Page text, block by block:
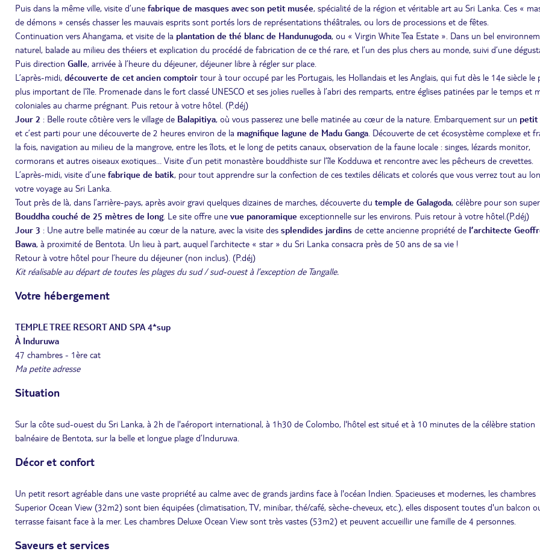
Puis dans la même ville, visite d’une fabrique de masques avec son petit musée, spécialité de la région et véritable art au Sri Lanka. Ces «
de démons » censés chasser les mauvais esprits sont portés lors de représentations théâtrales, ou lors de processions et de fêtes.
Continuation vers Ahangama, et visite de la plantation de thé blanc de Handunugoda, ou « Virgin White Tea Estate ». Dans un bel
naturel, balade au milieu des théiers et explication du procédé de fabrication de ce thé rare, et l’un des plus chers au monde, suivi d’une
Puis direction Galle, arrivée à l’heure du déjeuner, déjeuner libre à régler sur place.
L’après-midi, découverte de cet ancien comptoir tour à tour occupé par les Portugais, les Hollandais et les Anglais, qui fut dès le 14e siècle le
plus important de l’île. Promenade dans le fort classé UNESCO et ses jolies ruelles à l’abri des remparts, entre églises patinées par le temps et
coloniales au charme prégnant. Puis retour à votre hôtel. (P.déj)
Jour 2 : Belle route côtière vers le village de Balapitiya, où vous passerez une belle matinée au cœur de la nature. Embarquement sur un petit
et c’est parti pour une découverte de 2 heures environ de la magnifique lagune de Madu Ganga . Découverte de cet écosystème complexe et
la fois, navigation au milieu de la mangrove, entre les îlots, et le long de petits canaux, observation de la faune locale : singes, lézards monitor,
cormorans et autres oiseaux exotiques… Visite d’un petit monastère bouddhiste sur l’île Kodduwa et rencontre avec les pêcheurs de crevettes.
L’après-midi, visite d’une fabrique de batik, pour tout apprendre sur la confection de ces textiles délicats et colorés que vous verrez tout au
votre voyage au Sri Lanka.
Tout près de là, dans l’arrière-pays, après avoir gravi quelques dizaines de marches, découverte du temple de Galagoda, célèbre pour son
Bouddha couché de 25 mètres de long. Le site offre une vue panoramique exceptionnelle sur les environs. Puis retour à votre hôtel.(P.déj)
Jour 3 : Une autre belle matinée au cœur de la nature, avec la visite des splendides jardins de cette ancienne propriété de l’architecte
Bawa, à proximité de Bentota. Un lieu à part, auquel l’architecte « star » du Sri Lanka consacra près de 50 ans de sa vie !
Retour à votre hôtel pour l’heure du déjeuner (non inclus). (P.déj)
Kit réalisable au départ de toutes les plages du sud / sud-ouest à l’exception de Tangalle.
Votre hébergement
TEMPLE TREE RESORT AND SPA 4*sup
À Induruwa
47 chambres - 1ère cat
Ma petite adresse
Situation
Sur la côte sud-ouest du Sri Lanka, à 2h de l'aéroport international, à 1h30 de Colombo, l'hôtel est situé et à 10 minutes de la célèbre station
balnéaire de Bentota, sur la belle et longue plage d’Induruwa.
Décor et confort
Un petit resort agréable dans une vaste propriété au calme avec de grands jardins face à l'océan Indien. Spacieuses et modernes, les chambres
Superior Ocean View (32m2) sont bien équipées (climatisation, TV, minibar, thé/café, sèche-cheveux, etc.), elles disposent toutes d'un balcon
terrasse faisant face à la mer. Les chambres Deluxe Ocean View sont très vastes (53m2) et peuvent accueillir une famille de 4 personnes.
Saveurs et services